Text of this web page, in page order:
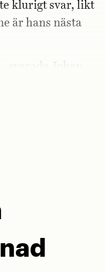
klurigt svar, likt
är hans nästa